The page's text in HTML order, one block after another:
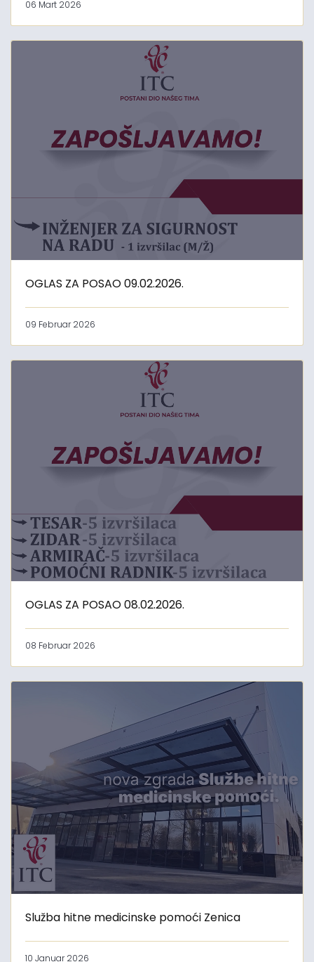
06 Mart 2026
OGLAS ZA POSAO 09.02.2026.
09 Februar 2026
OGLAS ZA POSAO 08.02.2026.
08 Februar 2026
Služba hitne medicinske pomoći Zenica
10 Januar 2026